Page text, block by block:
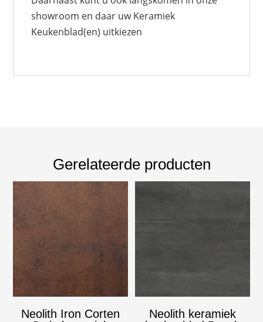
showroom en daar uw Keramiek
Keukenblad(en) uitkiezen
Gerelateerde producten
Neolith Iron Corten
Neolith keramiek